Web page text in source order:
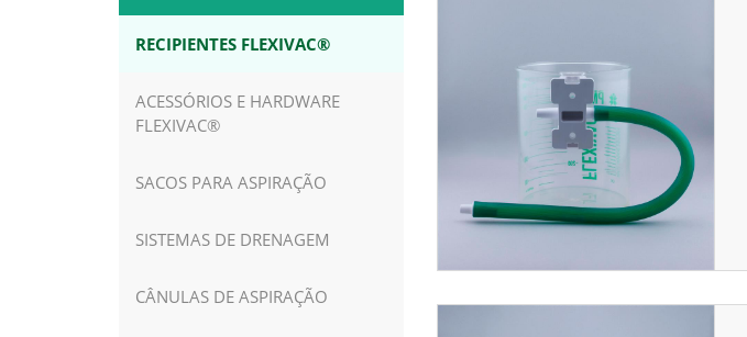
RECIPIENTES FLEXIVAC®
ACESSÓRIOS E HARDWARE
FLEXIVAC®
SACOS PARA ASPIRAÇÃO
SISTEMAS DE DRENAGEM
CÂNULAS DE ASPIRAÇÃO